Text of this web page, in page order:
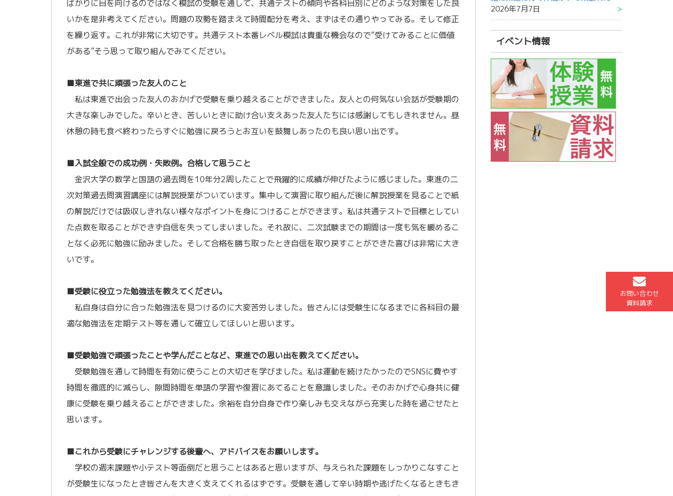
お問い合わせ
資料請求
ばかりに目を向けるのではなく模試の受験を通して、共通テストの傾向や各科目別にどのような対策をした良
いかを是非考えてください。問題の攻勢を踏まえて時間配分を考え、まずはその通りやってみる。そして修正
を繰り返す。これが非常に大切です。共通テスト本番レベル模試は貴重な機会なので“受けてみることに価値
がある”そう思って取り組んでみてください。
■東進で共に頑張った友人のこと
私は東進で出会った友人のおかげで受験を乗り越えることができました。友人との何気ない会話が受験期の
大きな楽しみでした。辛いとき、苦しいときに助け合い支えあった友人たちには感謝してもしきれません。昼
休憩の時も食べ終わったらすぐに勉強に戻ろうとお互いを鼓舞しあったのも良い思い出です。
■入試全般での成功例・失敗例。合格して思うこと
金沢大学の数学と国語の過去問を10年分2周したことで飛躍的に成績が伸びたように感じました。東進の二
次対策過去問演習講座には解説授業がついています。集中して演習に取り組んだ後に解説授業を見ることで紙
の解説だけでは吸収しきれない様々なポイントを身につけることができます。私は共通テストで目標としてい
た点数を取ることができず自信を失ってしまいました。それ故に、二次試験までの期間は一度も気を緩めるこ
となく必死に勉強に励みました。そして合格を勝ち取ったとき自信を取り戻すことができた喜びは非常に大き
いです。
■受験に役立った勉強法を教えてください。
私自身は自分に合った勉強法を見つけるのに大変苦労しました。皆さんには受験生になるまでに各科目の最
適な勉強法を定期テスト等を通して確立してほしいと思います。
■受験勉強で頑張ったことや学んだことなど、東進での思い出を教えてください。
受験勉強を通して時間を有効に使うことの大切さを学びました。私は運動を続けたかったのでSNSに費やす
時間を徹底的に減らし、隙間時間を単語の学習や復習にあてることを意識しました。そのおかげで心身共に健
康に受験を乗り越えることができました。余裕を自分自身で作り楽しみも交えながら充実した時を過ごせたと
思います。
■これから受験にチャレンジする後輩へ、アドバイスをお願いします。
学校の週末課題や小テスト等面倒だと思うことはあると思いますが、与えられた課題をしっかりこなすこと
が受験生になったとき皆さんを大きく支えてくれるはずです。受験を通して辛い時期や逃げたくなるときもき
2026年7月7日
イベント情報